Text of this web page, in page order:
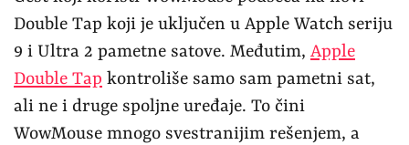
Double Tap koji je uključen u Apple Watch seriju
9 i Ultra 2 pametne satove. Međutim, Apple
Double Tap kontroliše samo sam pametni sat,
ali ne i druge spoljne uređaje. To čini
WowMouse mnogo svestranijim rešenjem, a